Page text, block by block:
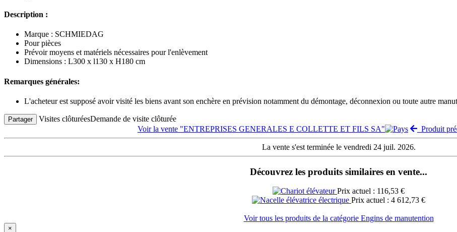
Description :
Marque : SCHMIEDAG
Pour pièces
Prévoir moyens et matériels nécessaires pour l'enlèvement
Dimensions : L300 x l130 x H180 cm
Remarques générales:
L'acheteur est supposé avoir visité les biens avant son enchère en prévision notamment du démontage, déconnexion ou toute autre
Partager Visites clôturéesDemande de visite clôturée
Voir la vente "ENTREPRISES GENERALES E COLLETTE ET FILS SA"
Produit
La vente s'est terminée le vendredi 24 juil. 2026.
Découvrez les produits similaires en vente...
Prix actuel : 116,53 €
Prix actuel : 4 612,73 €
Voir tous les produits de la catégorie Engins de manutention
×